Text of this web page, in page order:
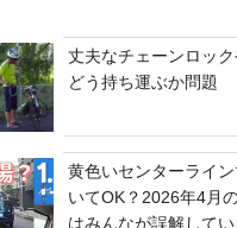
丈夫なチェーンロッ
どう持ち運ぶか問題
黄色いセンターライ
いてOK？2026年4月
はみんなが誤解して